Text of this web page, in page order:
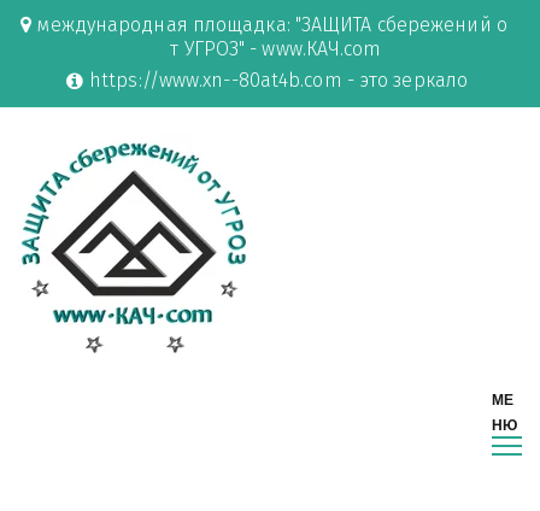
международная площадка: "ЗАЩИТА сбережений о
т УГРОЗ" - www.КАЧ.com
https://www.xn--80at4b.com - это зеркало